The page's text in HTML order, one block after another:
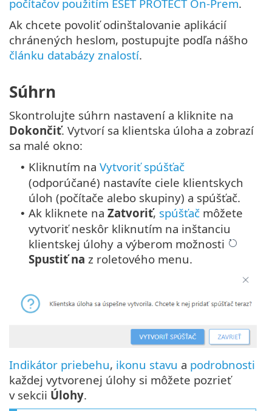
počítačov použitím ESET PROTECT On-Prem.
Ak chcete povoliť odinštalovanie aplikácií
chránených heslom, postupujte podľa nášho
článku databázy znalostí.
Súhrn
Skontrolujte súhrn nastavení a kliknite na
Dokončiť. Vytvorí sa klientska úloha a zobrazí
sa malé okno:
• Kliknutím na Vytvoriť spúšťač
(odporúčané) nastavíte ciele klientskych
úloh (počítače alebo skupiny) a spúšťač.
• Ak kliknete na Zatvoriť, spúšťač môžete
vytvoriť neskôr kliknutím na inštanciu
klientskej úlohy a výberom možnosti
Spustiť na z roletového menu.
Indikátor priebehu, ikonu stavu a podrobnosti
každej vytvorenej úlohy si môžete pozrieť
v sekcii Úlohy.